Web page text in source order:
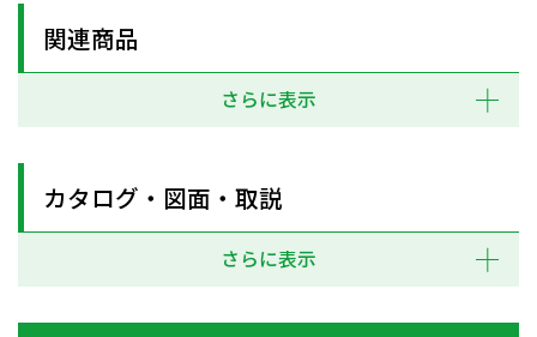
関連商品
さらに表示
カタログ・図面・取説
さらに表示